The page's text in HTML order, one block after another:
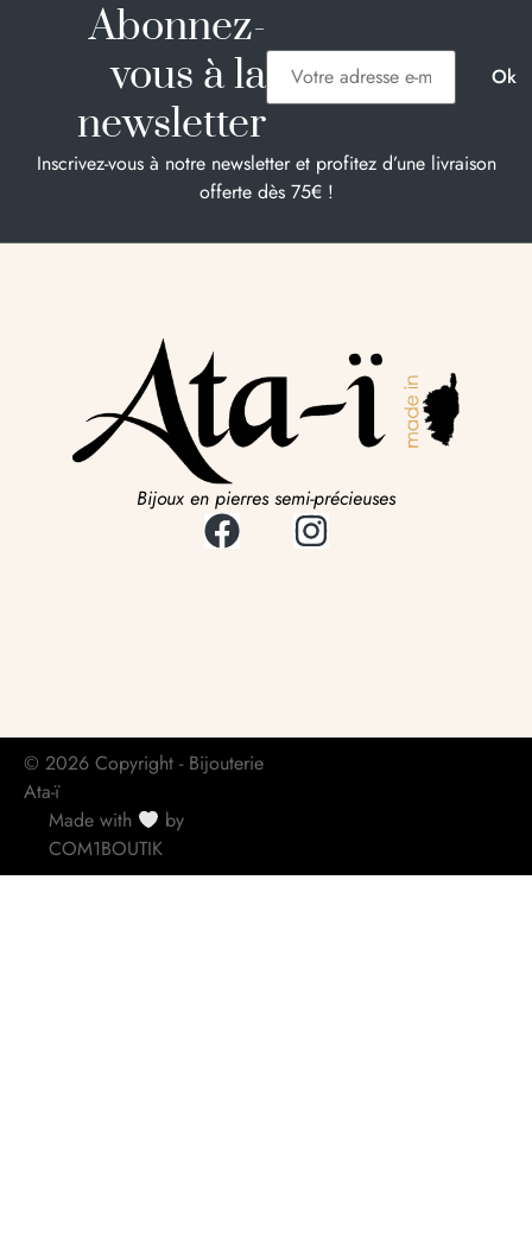
Abonnez-
vous à la
newsletter
Inscrivez-vous à notre newsletter et profitez d’une livraison
offerte dès 75€ !
Bijoux en pierres semi-précieuses
© 2026 Copyright - Bijouterie
Ata-ï
Made with
by
COM1BOUTIK